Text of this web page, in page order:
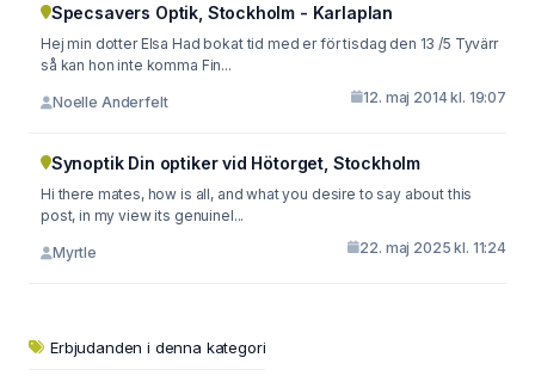
Specsavers Optik, Stockholm - Karlaplan
Hej min dotter Elsa Had bokat tid med er för tisdag den 13 /5 Tyvärr
så kan hon inte komma Fin...
Noelle Anderfelt 12. maj 2014 kl. 19:07
Synoptik Din optiker vid Hötorget, Stockholm
Hi there mates, how is all, and what you desire to say about this
post, in my view its genuinel...
Myrtle 22. maj 2025 kl. 11:24
Erbjudanden i denna kategori